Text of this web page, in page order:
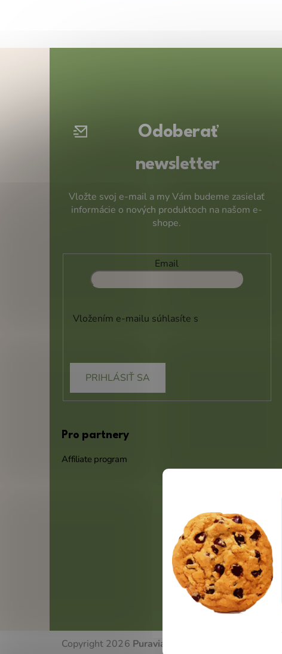
Odoberať
newsletter
Vložte svoj e-mail a my Vám budeme zasielať
informácie o nových produktoch na našom e-
shope.
Email
Vložením e-mailu súhlasíte s
PRIHLÁSIŤ SA
Pro partnery
Affiliate program
Copyright 2026 Puravia.sk